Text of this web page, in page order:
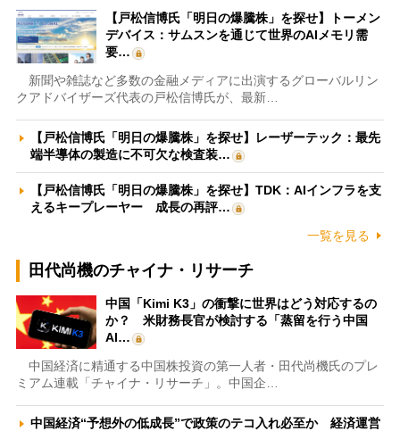
【戸松信博氏「明日の爆騰株」を探せ】トーメン
デバイス：サムスンを通じて世界のAIメモリ需
要…
新聞や雑誌など多数の金融メディアに出演するグローバルリン
クアドバイザーズ代表の戸松信博氏が、最新…
【戸松信博氏「明日の爆騰株」を探せ】レーザーテック：最先
端半導体の製造に不可欠な検査装…
【戸松信博氏「明日の爆騰株」を探せ】TDK：AIインフラを支
えるキープレーヤー 成長の再評…
一覧を見る
田代尚機のチャイナ・リサーチ
中国「Kimi K3」の衝撃に世界はどう対応するの
か？ 米財務長官が検討する「蒸留を行う中国
AI…
中国経済に精通する中国株投資の第一人者・田代尚機氏のプレ
ミアム連載「チャイナ・リサーチ」。中国企…
中国経済“予想外の低成長”で政策のテコ入れ必至か 経済運営